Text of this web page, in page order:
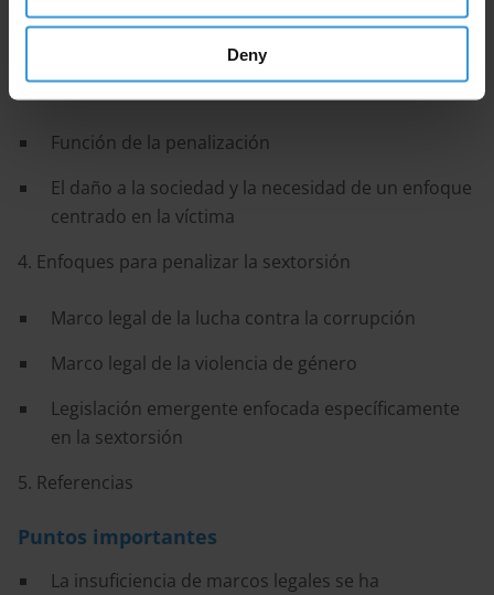
Deny
2. ¿Qué es la sextorsión?
3. ¿Por qué se debe penalizar la sextorsión?
Función de la penalización
El daño a la sociedad y la necesidad de un enfoque
centrado en la víctima
4. Enfoques para penalizar la sextorsión
Marco legal de la lucha contra la corrupción
Marco legal de la violencia de género
Legislación emergente enfocada específicamente
en la sextorsión
5. Referencias
Puntos importantes
La insuficiencia de marcos legales se ha